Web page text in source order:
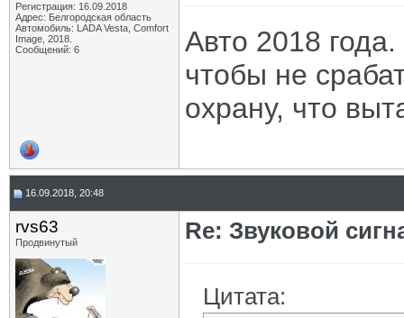
Регистрация: 16.09.2018
Адрес: Белгородская область
Автомобиль: LADA Vesta, Comfort
Image, 2018.
Сообщений: 6
Авто 2018
чтобы не
охрану, что
16.09.2018, 20:48
rvs63
Продвинутый Re: Звуковой
Цитата: